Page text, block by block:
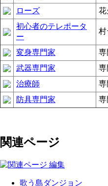
ローズ
花
初心者のテレポータ
ー
村
変身専門家 専
武器専門家
専
治療師
専
防具専門家
専
関連ページ
歌う島ダンジョン